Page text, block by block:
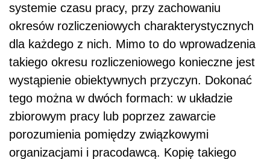
systemie czasu pracy, przy zachowaniu
okresów rozliczeniowych charakterystycznych
dla każdego z nich. Mimo to do wprowadzenia
takiego okresu rozliczeniowego konieczne jest
wystąpienie obiektywnych przyczyn. Dokonać
tego można w dwóch formach: w układzie
zbiorowym pracy lub poprzez zawarcie
porozumienia pomiędzy związkowymi
organizacjami i pracodawcą. Kopię takiego